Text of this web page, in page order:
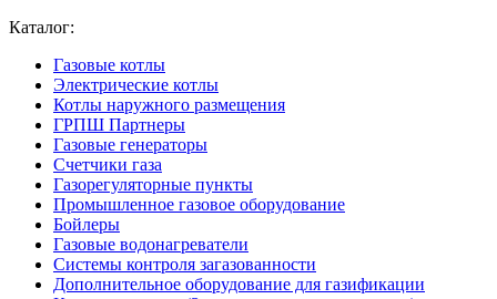
Каталог:
Газовые котлы
Электрические котлы
Котлы наружного размещения
ГРПШ Партнеры
Газовые генераторы
Счетчики газа
Газорегуляторные пункты
Промышленное газовое оборудование
Бойлеры
Газовые водонагреватели
Системы контроля загазованности
Дополнительное оборудование для газификации